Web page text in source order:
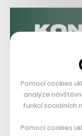
Pomocí cookies
analýze
funkcí sociálních
Pomocí cookies